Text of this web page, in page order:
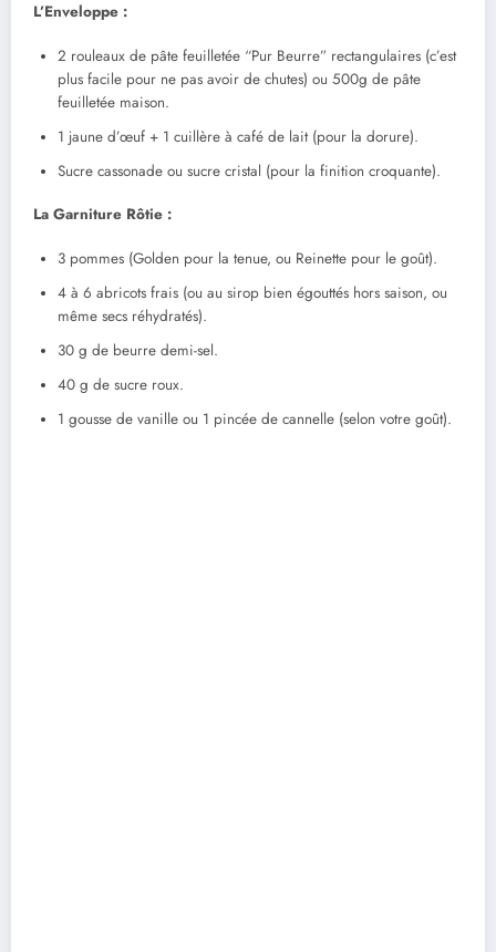
L’Enveloppe :
2 rouleaux de pâte feuilletée “Pur Beurre” rectangulaires (c’est
plus facile pour ne pas avoir de chutes) ou 500g de pâte
feuilletée maison.
1 jaune d’œuf + 1 cuillère à café de lait (pour la dorure).
Sucre cassonade ou sucre cristal (pour la finition croquante).
La Garniture Rôtie :
3 pommes (Golden pour la tenue, ou Reinette pour le goût).
4 à 6 abricots frais (ou au sirop bien égouttés hors saison, ou
même secs réhydratés).
30 g de beurre demi-sel.
40 g de sucre roux.
1 gousse de vanille ou 1 pincée de cannelle (selon votre goût).